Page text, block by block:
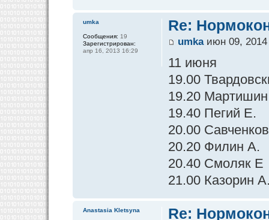
Re:
umkaиюн 09, 2014
11 июня
19.00
19.20
19.40 Пегий Е.
20.00
20.20 Филин А.
20.40 Смоляк Е
21.00 Казорин
umka
Сообщения: 19
Зарегистрирован:
апр 16, 2013 16:29
Re:
Anastasia Kletsyna